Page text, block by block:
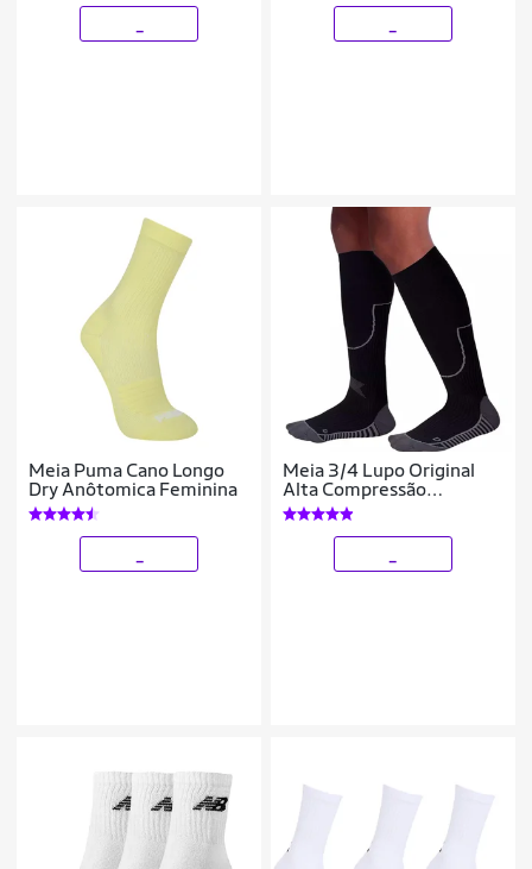
Meia Puma Cano Longo
Dry Anôtomica Feminina
Meia 3/4 Lupo Original
Alta Compressão
Circulação Cano Super
Alto Longo Masculino
Feminino